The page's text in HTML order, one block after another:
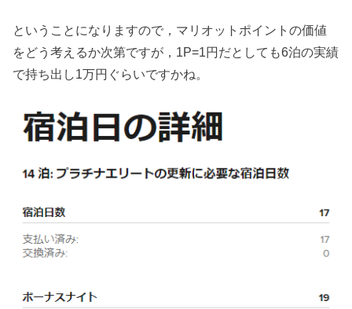
ということになりますので，マリオットポイントの価値
をどう考えるか次第ですが，1P=1円だとしても6泊の実績
で持ち出し1万円ぐらいですかね。